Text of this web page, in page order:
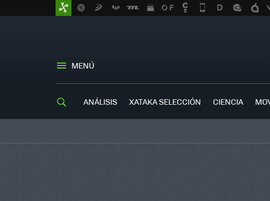
MENÚ
ANÁLISIS XATAKA SELECCIÓN CIENCIA